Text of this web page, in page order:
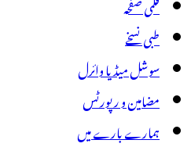
طبی نسخے
سوشل میڈیا وائرل
مضامین و رپورٹس
ہمارے بارے میں